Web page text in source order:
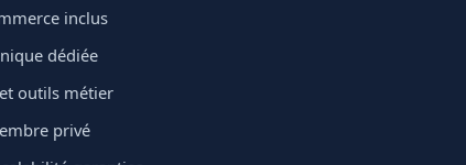
inclus
dédiée
outils métier
privé